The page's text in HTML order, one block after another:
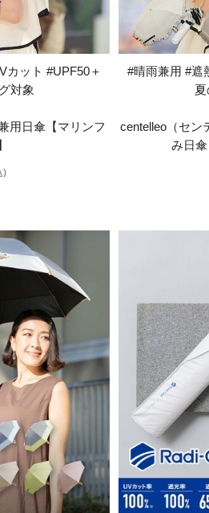
カット #UPF50＋
対象
用日傘【マリンフ
)
#晴雨兼用 #遮
centelleo（セン
み日